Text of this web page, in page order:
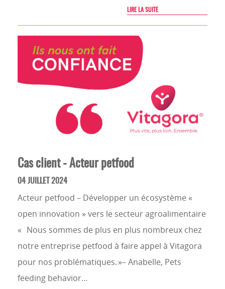
LIRE LA SUITE
Cas client - Acteur petfood
04 JUILLET 2024
Acteur petfood – Développer un écosystème «
open innovation » vers le secteur agroalimentaire
« Nous sommes de plus en plus nombreux chez
notre entreprise petfood à faire appel à Vitagora
pour nos problématiques. »– Anabelle, Pets
feeding behavior…